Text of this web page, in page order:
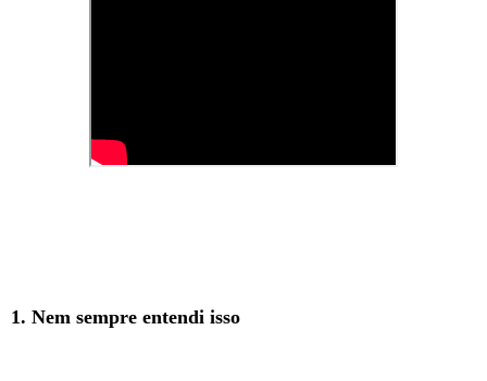
1. Nem sempre entendi isso